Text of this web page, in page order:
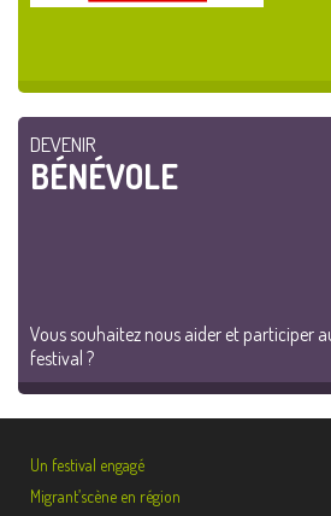
DEVENIR
BÉNÉVOLE
Vous souhaitez nous aider et participer
festival ?
Un festival engagé
Migrant’scène en région